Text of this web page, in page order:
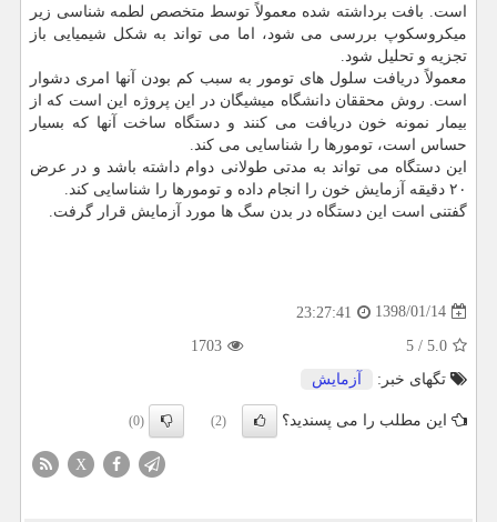
است. بافت برداشته شده معمولاً توسط متخصص لطمه شناسی زیر
میكروسكوپ بررسی می شود، اما می تواند به شكل شیمیایی باز
تجزیه و تحلیل شود.
معمولاً دریافت سلول های تومور به سبب كم بودن آنها امری دشوار
است. روش محققان دانشگاه میشیگان در این پروژه این است كه از
بیمار نمونه خون دریافت می كنند و دستگاه ساخت آنها كه بسیار
حساس است، تومورها را شناسایی می كند.
این دستگاه می تواند به مدتی طولانی دوام داشته باشد و در عرض
۲۰ دقیقه آزمایش خون را انجام داده و تومورها را شناسایی كند.
گفتنی است این دستگاه در بدن سگ ها مورد آزمایش قرار گرفت.
1398/01/14
23:27:41
5.0
/
5
1703
تگهای خبر:
آزمایش
این مطلب را می پسندید؟ (2)
(0)
X